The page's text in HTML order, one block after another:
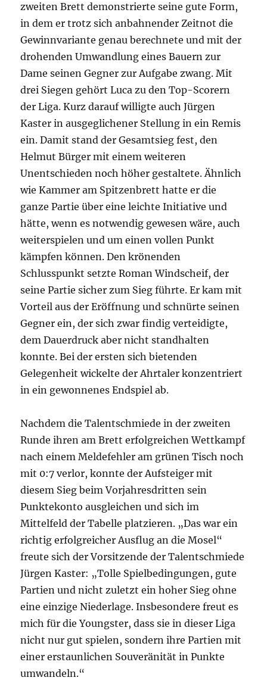
zweiten Brett demonstrierte seine gute Form,
in dem er trotz sich anbahnender Zeitnot die
Gewinnvariante genau berechnete und mit der
drohenden Umwandlung eines Bauern zur
Dame seinen Gegner zur Aufgabe zwang. Mit
drei Siegen gehört Luca zu den Top-Scorern
der Liga. Kurz darauf willigte auch Jürgen
Kaster in ausgeglichener Stellung in ein Remis
ein. Damit stand der Gesamtsieg fest, den
Helmut Bürger mit einem weiteren
Unentschieden noch höher gestaltete. Ähnlich
wie Kammer am Spitzenbrett hatte er die
ganze Partie über eine leichte Initiative und
hätte, wenn es notwendig gewesen wäre, auch
weiterspielen und um einen vollen Punkt
kämpfen können. Den krönenden
Schlusspunkt setzte Roman Windscheif, der
seine Partie sicher zum Sieg führte. Er kam mit
Vorteil aus der Eröffnung und schnürte seinen
Gegner ein, der sich zwar findig verteidigte,
dem Dauerdruck aber nicht standhalten
konnte. Bei der ersten sich bietenden
Gelegenheit wickelte der Ahrtaler konzentriert
in ein gewonnenes Endspiel ab.
Nachdem die Talentschmiede in der zweiten
Runde ihren am Brett erfolgreichen Wettkampf
nach einem Meldefehler am grünen Tisch noch
mit 0:7 verlor, konnte der Aufsteiger mit
diesem Sieg beim Vorjahresdritten sein
Punktekonto ausgleichen und sich im
Mittelfeld der Tabelle platzieren. „Das war ein
richtig erfolgreicher Ausflug an die Mosel“
freute sich der Vorsitzende der Talentschmiede
Jürgen Kaster: „Tolle Spielbedingungen, gute
Partien und nicht zuletzt ein hoher Sieg ohne
eine einzige Niederlage. Insbesondere freut es
mich für die Youngster, dass sie in dieser Liga
nicht nur gut spielen, sondern ihre Partien mit
einer erstaunlichen Souveränität in Punkte
umwandeln.“